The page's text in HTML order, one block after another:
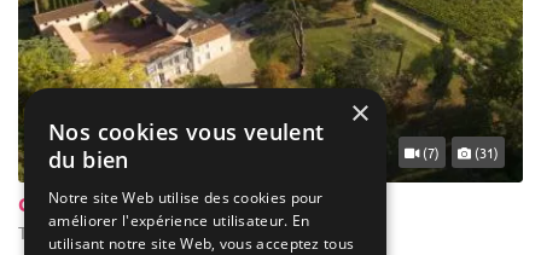
... 28 km (7) (31)
Château Sénailhac
Tresses - Gironde (33)
×
Nos cookies vous veulent
du bien
Notre site Web utilise des cookies pour
améliorer l'expérience utilisateur. En
utilisant notre site Web, vous acceptez tous